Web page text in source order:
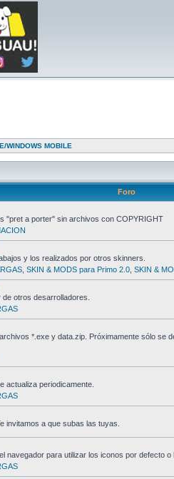
WINDOWS MOBILE
Foro
"pret a porter" sin archivos con COPYRIGHT
y los realizados por otros skinners.
SKIN & MODS para Primo 2.0 SKIN &
otros desarrolladores.
*.exe y data.zip. Próximamente sólo se
actualiza periodicamente.
invitamos a que subas las tuyas.
navegador para utilizar los iconos por defecto